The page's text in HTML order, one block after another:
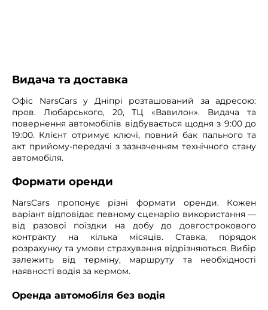
Видача та доставка
Офіс NarsCars у Дніпрі розташований за адресою:
пров. Любарського, 20, ТЦ «Вавилон». Видача та
повернення автомобілів відбувається щодня з 9:00 до
19:00. Клієнт отримує ключі, повний бак пального та
акт прийому-передачі з зазначенням технічного стану
автомобіля.
Формати оренди
NarsCars пропонує різні формати оренди. Кожен
варіант відповідає певному сценарію використання —
від разової поїздки на добу до довгострокового
контракту на кілька місяців. Ставка, порядок
розрахунку та умови страхування відрізняються. Вибір
залежить від терміну, маршруту та необхідності
наявності водія за кермом.
Оренда автомобіля без водія